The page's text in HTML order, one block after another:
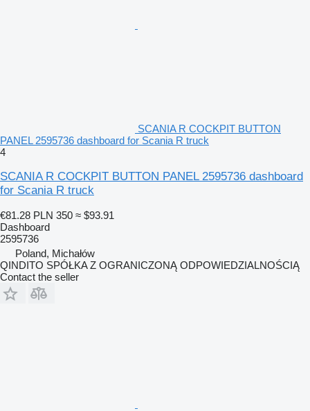
SCANIA R COCKPIT BUTTON
PANEL 2595736 dashboard for Scania R truck
4
SCANIA R COCKPIT BUTTON PANEL 2595736 dashboard
for Scania R truck
€81.28 PLN 350 ≈ $93.91
Dashboard
2595736
Poland, Michałów
QINDITO SPÓŁKA Z OGRANICZONĄ ODPOWIEDZIALNOŚCIĄ
Contact the seller